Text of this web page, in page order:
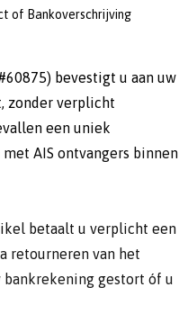
of Bankoverschrijving
bevestigt u aan uw
zonder verplicht
een uniek
AIS ontvangers binnen
betaalt u verplicht een
retourneren van het
gestort óf u